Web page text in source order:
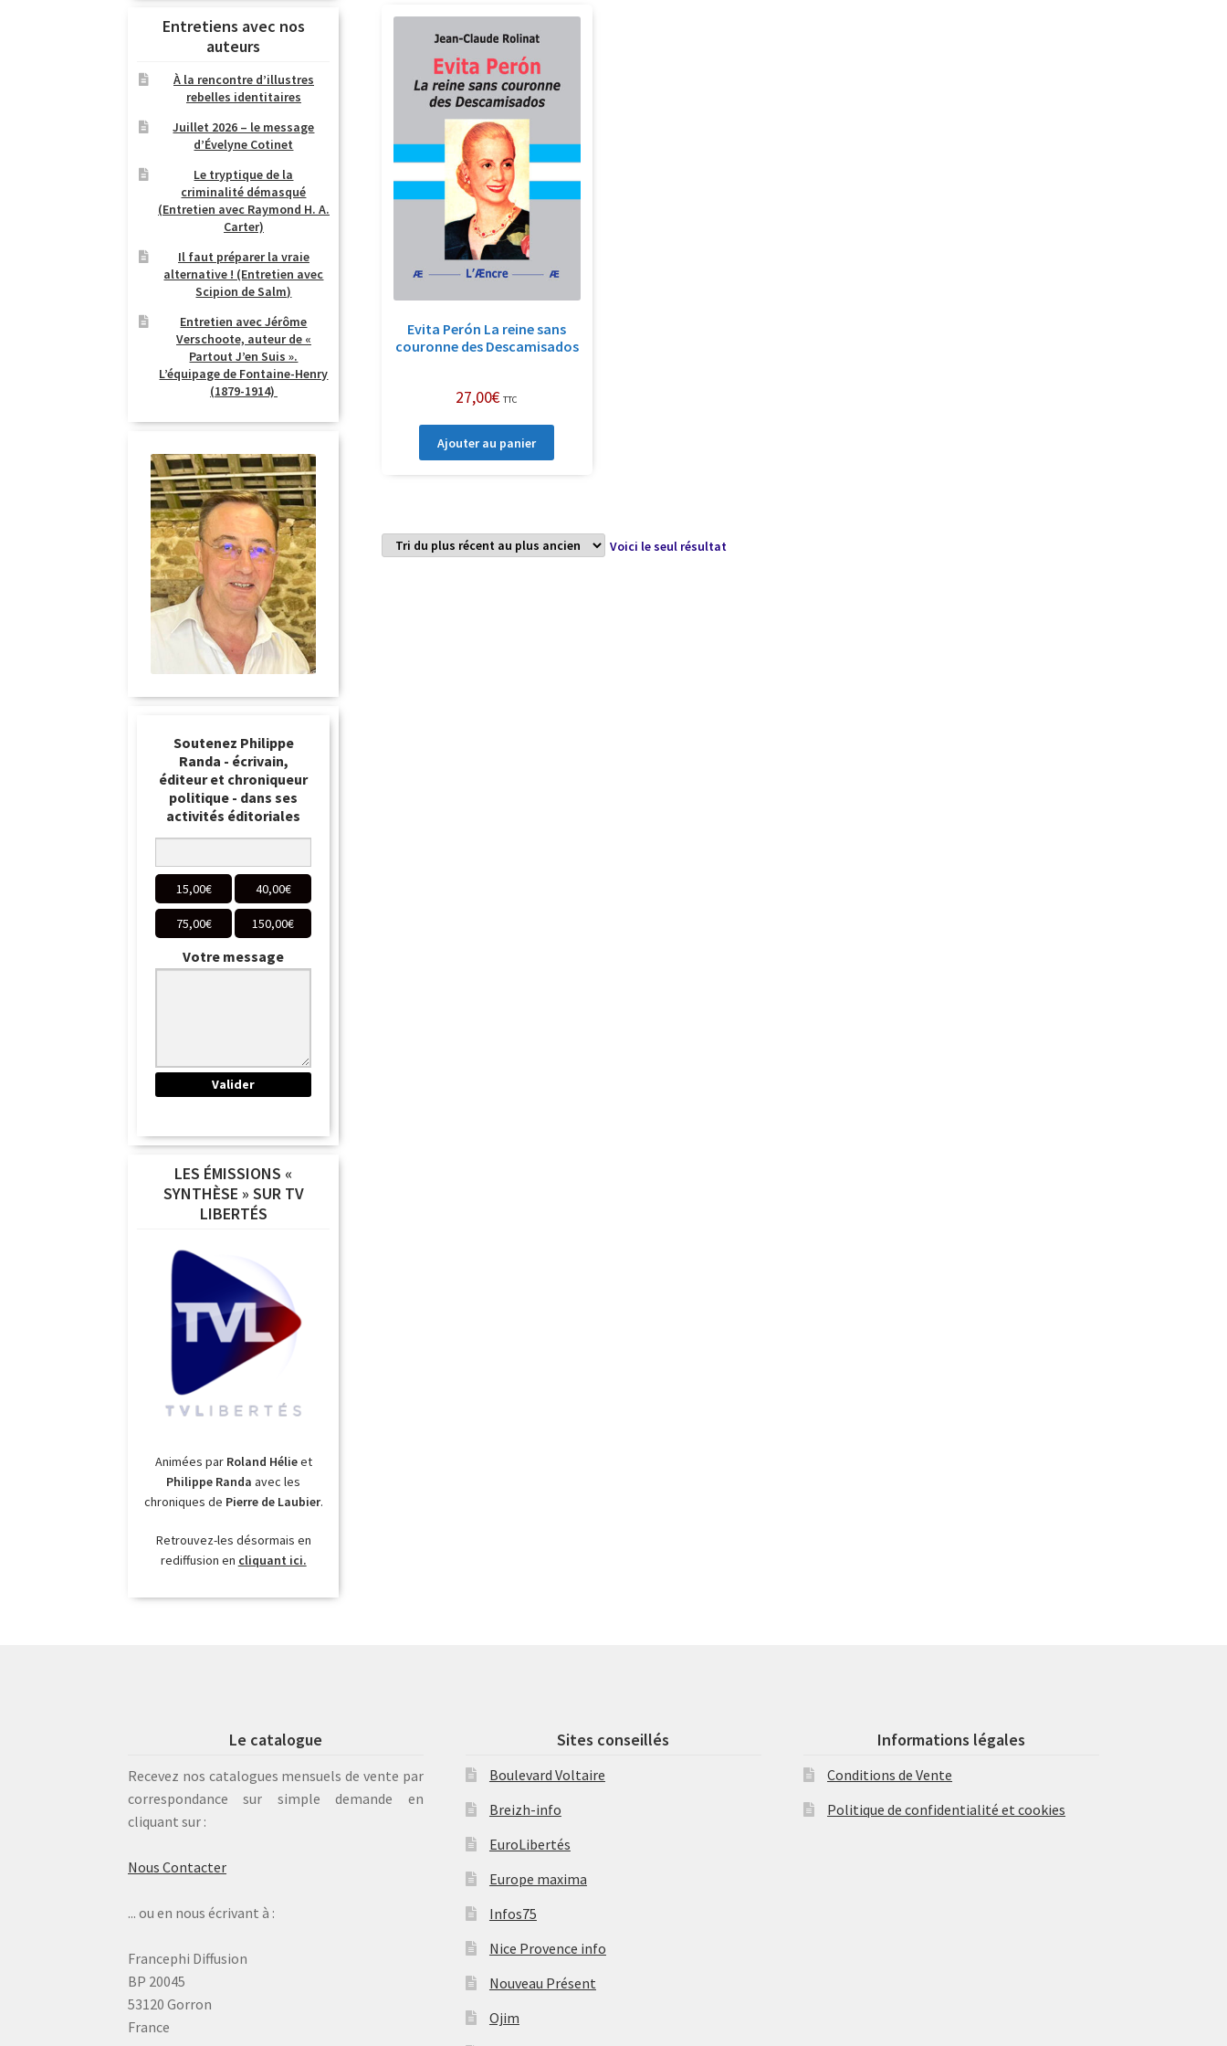
Evita Perón La reine sans
couronne des Descamisados
27,00€ TTC
Ajouter au panier
Voici le seul résultat
Entretiens avec nos
auteurs
À la rencontre d’illustres
rebelles identitaires
Juillet 2026 – le message
d’Évelyne Cotinet
Le tryptique de la
criminalité démasqué
(Entretien avec Raymond H. A.
Carter)
Il faut préparer la vraie
alternative ! (Entretien avec
Scipion de Salm)
Entretien avec Jérôme
Verschoote, auteur de «
Partout J’en Suis ».
L’équipage de Fontaine-Henry
(1879-1914)
Soutenez Philippe
Randa - écrivain,
éditeur et chroniqueur
politique - dans ses
activités éditoriales
15,00€ 40,00€
75,00€ 150,00€
Votre message
LES ÉMISSIONS «
SYNTHÈSE » SUR TV
LIBERTÉS
Animées par Roland Hélieet
Philippe Randa avec les
chroniques de Pierre de Laubier.
Retrouvez-les désormais en
rediffusion en cliquant ici.
Le catalogue
Recevez nos catalogues mensuels de vente par
correspondance sur simple demande en
cliquant sur :
Nous Contacter
... ou en nous écrivant à :
Francephi Diffusion
BP 20045
53120 Gorron
France
Sites conseillés
Boulevard Voltaire
Breizh-info
EuroLibertés
Europe maxima
Infos75
Nice Provence info
Nouveau Présent
Ojim
Informations légales
Conditions de Vente
Politique de confidentialité et cookies